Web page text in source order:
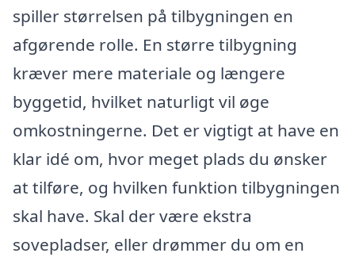
spiller størrelsen på tilbygningen en
afgørende rolle. En større tilbygning
kræver mere materiale og længere
byggetid, hvilket naturligt vil øge
omkostningerne. Det er vigtigt at have en
klar idé om, hvor meget plads du ønsker
at tilføre, og hvilken funktion tilbygningen
skal have. Skal der være ekstra
sovepladser, eller drømmer du om en